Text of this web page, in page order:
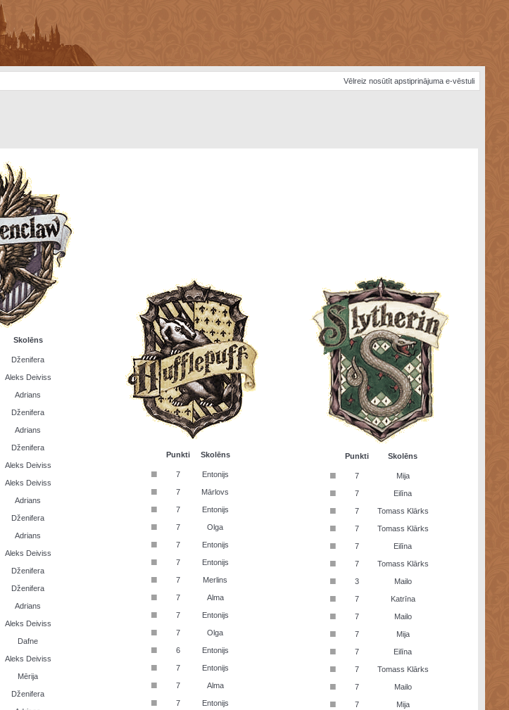
Vēlreiz nosūtīt apstiprinājuma e-vēstuli
Skolēns
Dženifera
Aleks Deiviss
Adrians
Dženifera
Adrians
Dženifera
Aleks Deiviss
Aleks Deiviss
Adrians
Dženifera
Adrians
Aleks Deiviss
Dženifera
Dženifera
Adrians
Aleks Deiviss
Dafne
Aleks Deiviss
Mērija
Dženifera
Punkti Skolēns
■ 7 Entonijs
■ 7 Mārlovs
■ 7 Entonijs
■ 7 Olga
■ 7 Entonijs
■ 7 Entonijs
■ 7 Merlins
■ 7 Alma
■ 7 Entonijs
■ 7 Olga
■ 6 Entonijs
■ 7 Entonijs
■ 7 Alma
■ 7 Entonijs
Punkti Skolēns
■ 7 Mija
■ 7 Eilīna
■ 7 Tomass Klārks
■ 7 Tomass Klārks
■ 7 Eilīna
■ 7 Tomass Klārks
■ 3 Mailo
■ 7 Katrīna
■ 7 Mailo
■ 7 Mija
■ 7 Eilīna
■ 7 Tomass Klārks
■ 7 Mailo
■ 7 Mija